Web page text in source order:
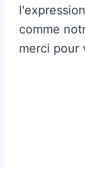
comme
merci pour